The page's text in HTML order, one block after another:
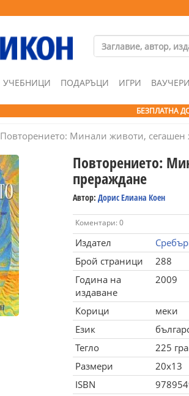
УЧЕБНИЦИ ПОДАРЪЦИ ИГРИ ВАУЧЕРИ
БЕЗПЛАТНА
Повторението: Минали животи, сегашен
Повторението:
прераждане
Автор: Дорис Елиана Коен
Коментари: 0
Издател
Брой страници
288
Година на
издаване
2009
Корици
меки
Език
Тегло
225
Размери
20x13
ISBN